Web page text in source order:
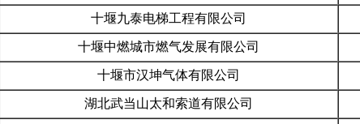
十堰九泰电梯工程有限公司
十堰中燃城市燃气发展有限公司
十堰市汉坤气体有限公司
湖北武当山太和索道有限公司